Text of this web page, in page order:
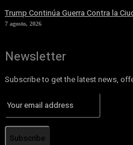
Trump Continúa Guerra Contra la
7 agosto, 2026
Newsletter
Subscribe to get the latest news,
Subscribe